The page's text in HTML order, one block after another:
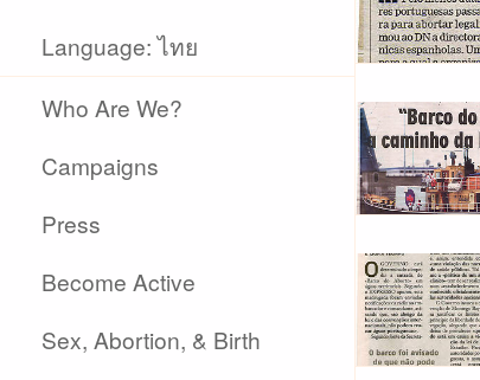
Language: ไทย
Who Are We?
Campaigns
Press
Become Active
Sex, Abortion, & Birth